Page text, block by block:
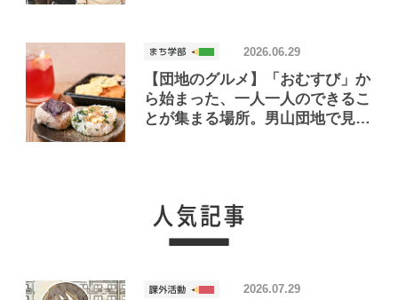
【団地のグルメ】「おむすび」か
ら始まった、一人一人のできるこ
とが集まる場所。男山団地で見つ
2026.06.29
2026.07.29